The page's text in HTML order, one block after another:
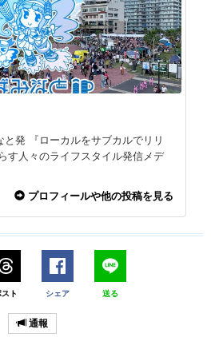
発 『ローカルをサブカルでリリ
す人々のライフスタイル発信メデ
プロフィールや他の投稿を見る
スト シェア 送る
通報